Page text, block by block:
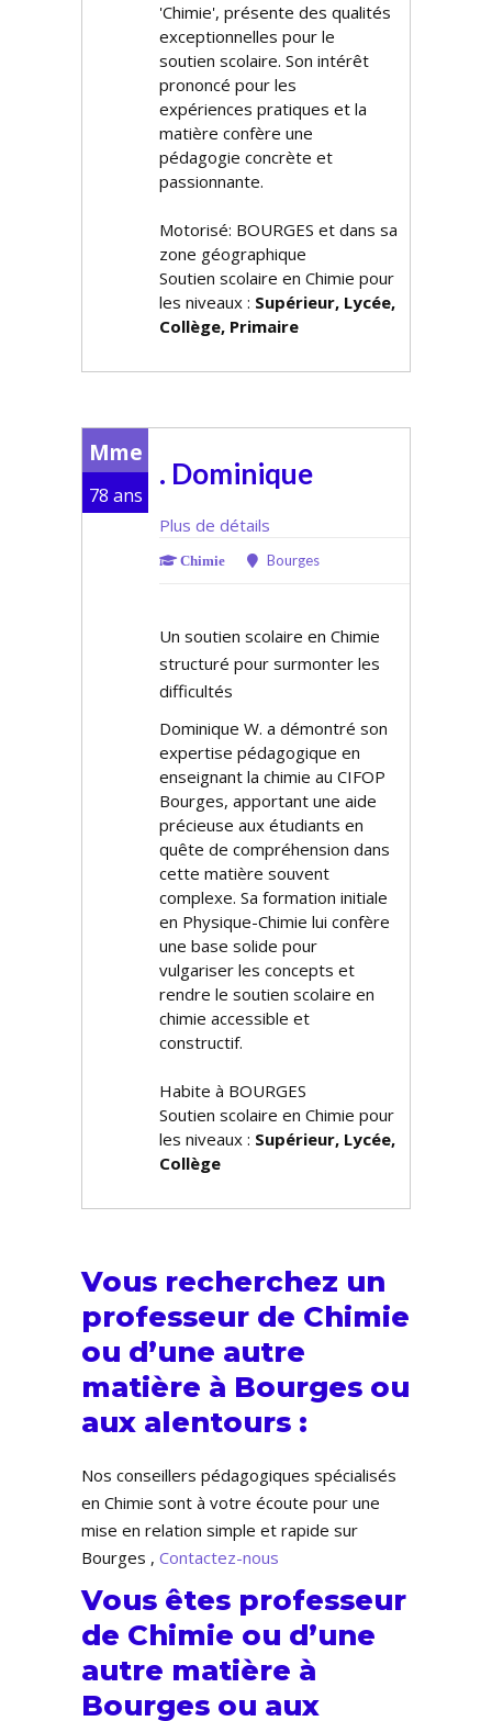
'Chimie', présente des qualités
exceptionnelles pour le
soutien scolaire. Son intérêt
prononcé pour les
expériences pratiques et la
matière confère une
pédagogie concrète et
passionnante.
Motorisé: BOURGES et dans sa
zone géographique
Soutien scolaire en Chimie pour
les niveaux : Supérieur, Lycée,
Collège, Primaire
Mme
78 ans
. Dominique
Plus de détails
Chimie Bourges
Un soutien scolaire en Chimie
structuré pour surmonter les
difficultés
Dominique W. a démontré son
expertise pédagogique en
enseignant la chimie au CIFOP
Bourges, apportant une aide
précieuse aux étudiants en
quête de compréhension dans
cette matière souvent
complexe. Sa formation initiale
en Physique-Chimie lui confère
une base solide pour
vulgariser les concepts et
rendre le soutien scolaire en
chimie accessible et
constructif.
Habite à BOURGES
Soutien scolaire en Chimie pour
les niveaux : Supérieur, Lycée,
Collège
Vous recherchez un
professeur de Chimie
ou d’une autre
matière à Bourges ou
aux alentours :
Nos conseillers pédagogiques spécialisés
en Chimie sont à votre écoute pour une
mise en relation simple et rapide sur
Bourges , Contactez-nous
Vous êtes professeur
de Chimie ou d’une
autre matière à
Bourges ou aux